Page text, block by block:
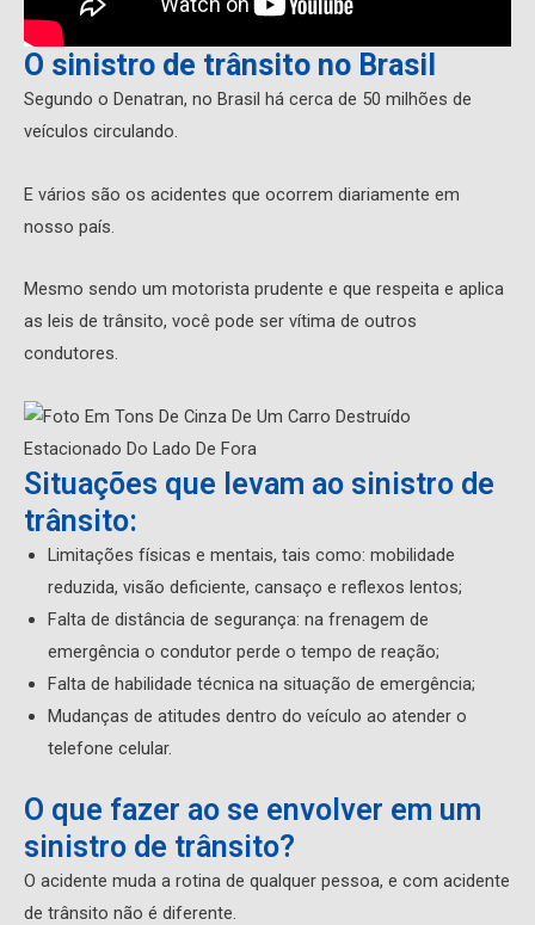
O sinistro de trânsito no Brasil
Segundo o Denatran, no Brasil há cerca de 50 milhões de
veículos circulando.
E vários são os acidentes que ocorrem diariamente em
nosso país.
Mesmo sendo um motorista prudente e que respeita e aplica
as leis de trânsito, você pode ser vítima de outros
condutores.
Situações que levam ao sinistro de
trânsito:
Limitações físicas e mentais, tais como: mobilidade
reduzida, visão deficiente, cansaço e reflexos lentos;
Falta de distância de segurança: na frenagem de
emergência o condutor perde o tempo de reação;
Falta de habilidade técnica na situação de emergência;
Mudanças de atitudes dentro do veículo ao atender o
telefone celular.
O que fazer ao se envolver em um
sinistro de trânsito?
O acidente muda a rotina de qualquer pessoa, e com acidente
de trânsito não é diferente.